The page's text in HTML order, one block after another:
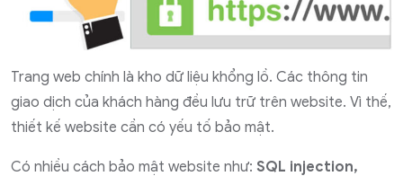
Trang web chính là kho dữ liệu khổng lồ. Các thông tin
giao dịch của khách hàng đều lưu trữ trên website. Vì thế,
thiết kế website cần có yếu tố bảo mật.
Có nhiều cách bảo mật website như: SQL injection,